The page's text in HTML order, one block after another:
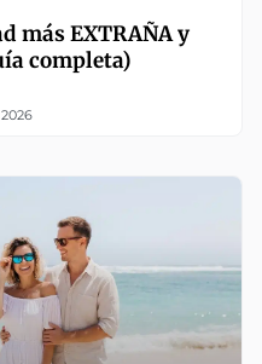
más EXTRAÑA y
completa)